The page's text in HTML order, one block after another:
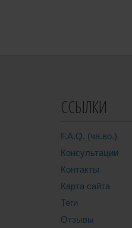
ССЫЛКИ
F.A.Q. (ча.во.)
Консультации
Контакты
Карта сайта
Теги
Отзывы